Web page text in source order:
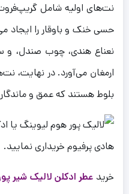
نت‌های اولیه شامل
حسی خنک و باوقار را ایجاد
نعناع هندی، چوب صندل، و
ارمغان می‌آورد. در نهایت،
بلوط هستند که عمق و
خرید عطر ادکلن لالیک شیر